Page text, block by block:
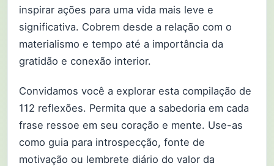
inspirar ações para uma vida mais leve e
significativa. Cobrem desde a relação com o
materialismo e tempo até a importância da
gratidão e conexão interior.
Convidamos você a explorar esta compilação de
112 reflexões. Permita que a sabedoria em cada
frase ressoe em seu coração e mente. Use-as
como guia para introspecção, fonte de
motivação ou lembrete diário do valor da